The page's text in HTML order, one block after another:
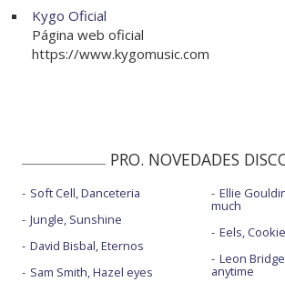
Kygo Oficial
Página web oficial
https://www.kygomusic.com
PRO. NOVEDADES
Soft Cell, Danceteria
Jungle, Sunshine
David Bisbal, Eternos
Sam Smith, Hazel eyes
Ellie
much
Eels,
Leon
anytime